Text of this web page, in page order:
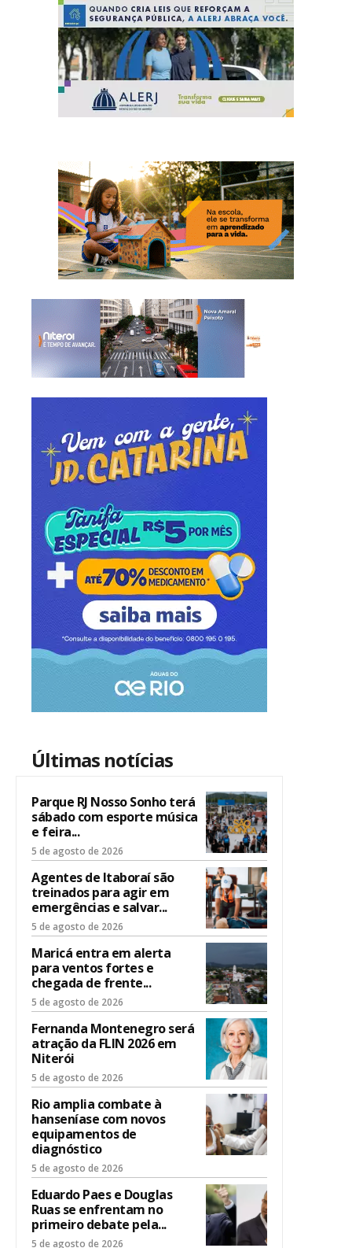
Últimas notícias
Parque RJ Nosso Sonho terá
sábado com esporte música
e feira...
5 de agosto de 2026
Agentes de Itaboraí são
treinados para agir em
emergências e salvar...
5 de agosto de 2026
Maricá entra em alerta
para ventos fortes e
chegada de frente...
5 de agosto de 2026
Fernanda Montenegro será
atração da FLIN 2026 em
Niterói
5 de agosto de 2026
Rio amplia combate à
hanseníase com novos
equipamentos de
diagnóstico
5 de agosto de 2026
Eduardo Paes e Douglas
Ruas se enfrentam no
primeiro debate pela...
5 de agosto de 2026